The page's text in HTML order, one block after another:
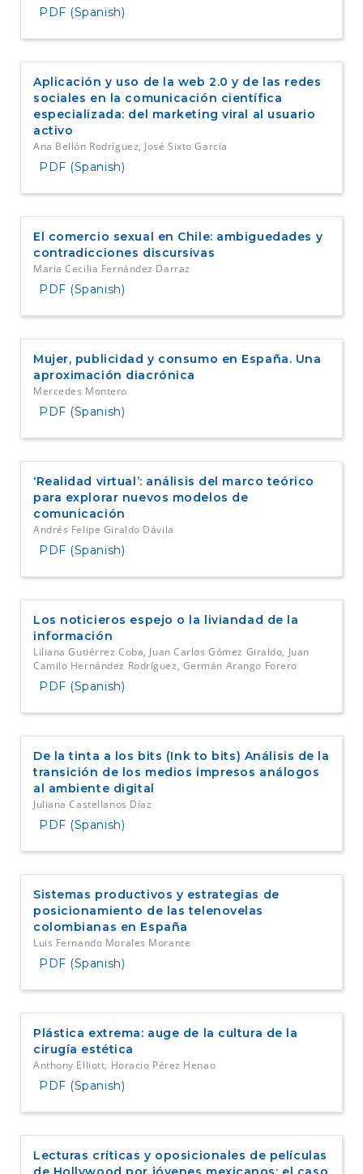
PDF (Spanish)
Aplicación y uso de la web 2.0 y de las redes
sociales en la comunicación científica
especializada: del marketing viral al usuario
activo
Ana Bellón Rodríguez, José Sixto García
PDF (Spanish)
El comercio sexual en Chile: ambiguedades y
contradicciones discursivas
Maria Cecilia Fernández Darraz
PDF (Spanish)
Mujer, publicidad y consumo en España. Una
aproximación diacrónica
Mercedes Montero
PDF (Spanish)
‘Realidad virtual’: análisis del marco teórico
para explorar nuevos modelos de
comunicación
Andrés Felipe Giraldo Dávila
PDF (Spanish)
Los noticieros espejo o la liviandad de la
información
Liliana Gutiérrez Coba, Juan Carlos Gómez Giraldo, Juan
Camilo Hernández Rodríguez, Germán Arango Forero
PDF (Spanish)
De la tinta a los bits (Ink to bits) Análisis de la
transición de los medios impresos análogos
al ambiente digital
Juliana Castellanos Díaz
PDF (Spanish)
Sistemas productivos y estrategias de
posicionamiento de las telenovelas
colombianas en España
Luis Fernando Morales Morante
PDF (Spanish)
Plástica extrema: auge de la cultura de la
cirugía estética
Anthony Elliott, Horacio Pérez Henao
PDF (Spanish)
Lecturas críticas y oposicionales de películas